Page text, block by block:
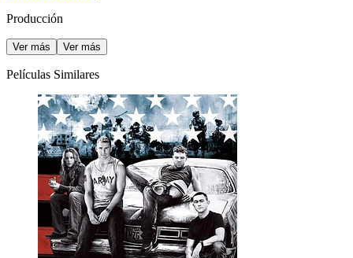
Producción
Ver más Ver más
Películas Similares